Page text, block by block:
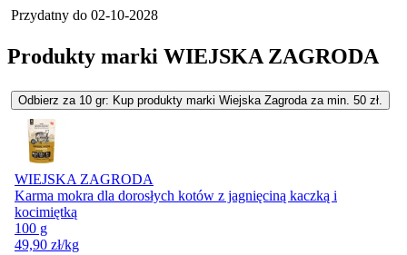
Przydatny do 02-10-2028
Produkty marki WIEJSKA ZAGRODA
Odbierz za 10 gr: Kup produkty marki Wiejska Zagroda za min. 50 zł.
WIEJSKA ZAGRODA
Karma mokra dla dorosłych kotów z jagnięciną kaczką i
kocimiętką
100 g
49,90 zł/kg